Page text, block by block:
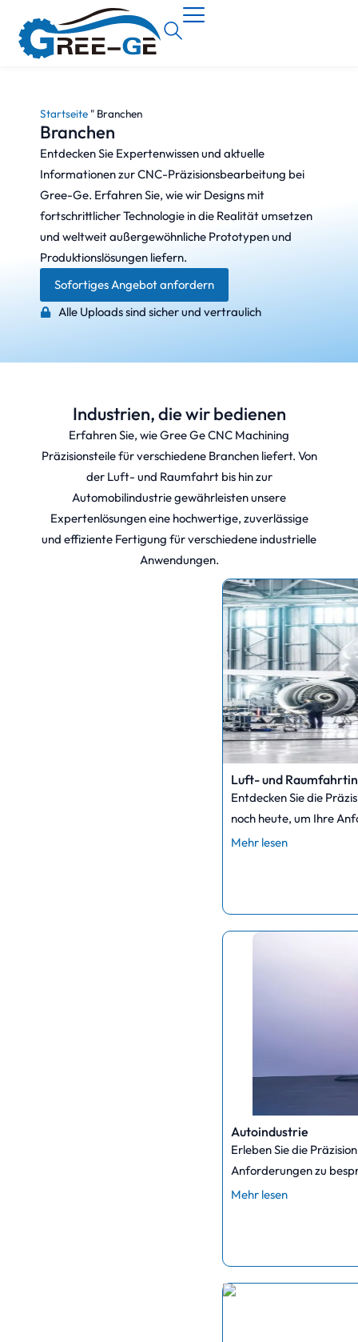
Startseite " Branchen
Branchen
Entdecken Sie Expertenwissen und aktuelle
Informationen zur CNC-Präzisionsbearbeitung bei
Gree-Ge. Erfahren Sie, wie wir Designs mit
fortschrittlicher Technologie in die Realität umsetzen
und weltweit außergewöhnliche Prototypen und
Produktionslösungen liefern.
Sofortiges Angebot anfordern
Alle Uploads sind sicher und vertraulich
Industrien, die wir bedienen
Erfahren Sie, wie Gree Ge CNC Machining
Präzisionsteile für verschiedene Branchen liefert. Von
der Luft- und Raumfahrt bis hin zur
Automobilindustrie gewährleisten unsere
Expertenlösungen eine hochwertige, zuverlässige
und effiziente Fertigung für verschiedene industrielle
Anwendungen.
Luft- und
Entdecken Sie die
noch heute, um Ihre
Mehr lesen
Autoindustrie
Erleben Sie die
Anforderungen zu
Mehr lesen